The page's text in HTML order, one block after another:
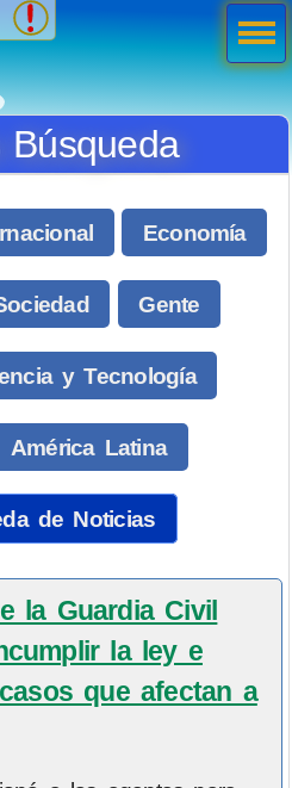
Búsqueda
Economía
Gente
y Tecnología
América Latina
de Noticias
la Guardia Civil
la ley e
que afectan a
Men
ú